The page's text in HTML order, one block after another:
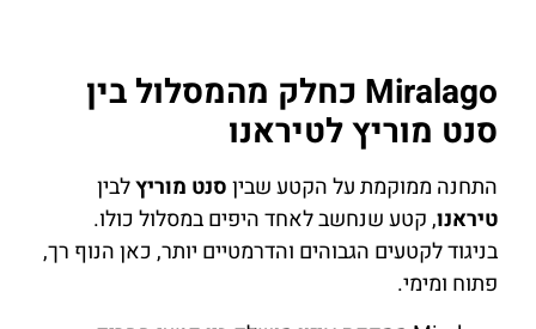
Miralago כחלק מהמסלול בין
סנט מוריץ לטיראנו
התחנה ממוקמת על הקטע שביןסנט מוריץלבין
טיראנו, קטע שנחשב לאחד היפים במסלול כולו.
בניגוד לקטעים הגבוהים והדרמטיים יותר, כאן הנוף רך,
פתוח ומימי.